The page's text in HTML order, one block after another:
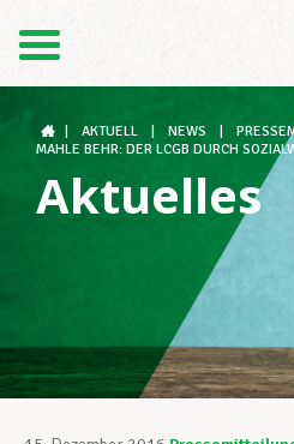
Der LCGB
Unterstützung im
AKTUELL NEWS
MAHLE BEHR: DER LCGB DURCH
Aktuelles